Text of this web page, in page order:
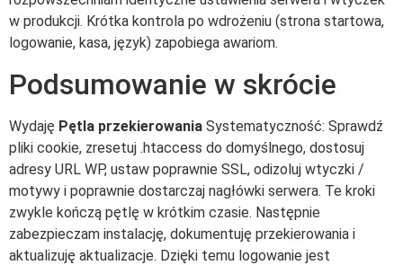
w produkcji. Krótka kontrola po wdrożeniu (strona startowa,
logowanie, kasa, język) zapobiega awariom.
Podsumowanie w skrócie
Wydaję Pętla przekierowania Systematyczność: Sprawdź
pliki cookie, zresetuj .htaccess do domyślnego, dostosuj
adresy URL WP, ustaw poprawnie SSL, odizoluj wtyczki /
motywy i poprawnie dostarczaj nagłówki serwera. Te kroki
zwykle kończą pętlę w krótkim czasie. Następnie
zabezpieczam instalację, dokumentuję przekierowania i
aktualizuję aktualizacje. Dzięki temu logowanie jest